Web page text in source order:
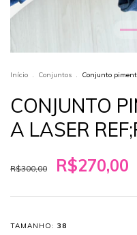
Início . Conjuntos . Conjunto
CONJUNTO
A LASER
R$300,00 R$270,00
TAMANHO: 38